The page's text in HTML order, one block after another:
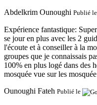
Abdelkrim Ounoughi Publié le
Expérience fantastique:
se jour en plus avec les 2
l'écoute et à conseiller à la
groupes que je connaissais
100% en plus logé dans des
mosquée vue sur les
Ounoughi Fateh Publié le